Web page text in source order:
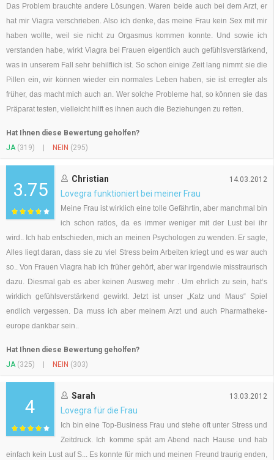
Das Problem brauchte andere Lösungen. Waren beide auch bei dem Arzt, er
hat mir Viagra verschrieben. Also ich denke, das meine Frau kein Sex mit mir
haben wollte, weil sie nicht zu Orgasmus kommen konnte. Und sowie ich
verstanden habe, wirkt Viagra bei Frauen eigentlich auch gefühlsverstärkend,
was in unserem Fall sehr behilflich ist. So schon einige Zeit lang nimmt sie die
Pillen ein, wir können wieder ein normales Leben haben, sie ist erregter als
früher, das macht mich auch an. Wer solche Probleme hat, so können sie das
Präparat testen, vielleicht hilft es ihnen auch die Beziehungen zu retten.
Hat Ihnen diese Bewertung geholfen?
JA (319) NEIN (295)
3.75
Christian
Lovegra funktioniert bei meiner Frau
14.03.2012
Meine Frau ist wirklich eine tolle Gefährtin, aber manchmal bin
ich schon ratlos, da es immer weniger mit der Lust bei ihr
wird.. Ich hab entschieden, mich an meinen Psychologen zu wenden. Er sagte,
Alles liegt daran, dass sie zu viel Stress beim Arbeiten kriegt und es war auch
so.. Von Frauen Viagra hab ich früher gehört, aber war irgendwie misstraurisch
dazu. Diesmal gab es aber keinen Ausweg mehr . Um ehrlich zu sein, hat‘s
wirklich gefühlsverstärkend gewirkt. Jetzt ist unser „Katz und Maus“ Spiel
endlich vergessen. Da muss ich aber meinem Arzt und auch Pharmatheke-
europe dankbar sein..
Hat Ihnen diese Bewertung geholfen?
JA (325) NEIN (303)
4
Sarah
Lovegra für die Frau
13.03.2012
Ich bin eine Top-Business Frau und stehe oft unter Stress und
Zeitdruck. Ich komme spät am Abend nach Hause und hab
einfach kein Lust auf S... Es konnte für mich und meinen Freund traurig enden,